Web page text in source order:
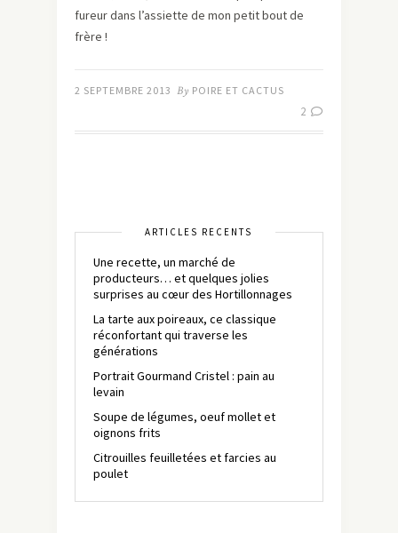
fureur dans l’assiette de mon petit bout de
frère !
2 SEPTEMBRE 2013 By POIRE ET CACTUS
2
ARTICLES RÉCENTS
Une recette, un marché de
producteurs… et quelques jolies
surprises au cœur des Hortillonnages
La tarte aux poireaux, ce classique
réconfortant qui traverse les
générations
Portrait Gourmand Cristel : pain au
levain
Soupe de légumes, oeuf mollet et
oignons frits
Citrouilles feuilletées et farcies au
poulet